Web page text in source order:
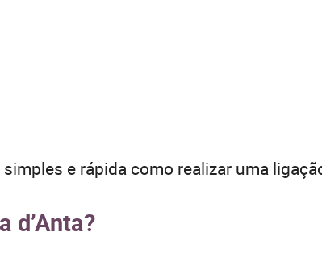
e rápida como realizar uma
d’Anta?